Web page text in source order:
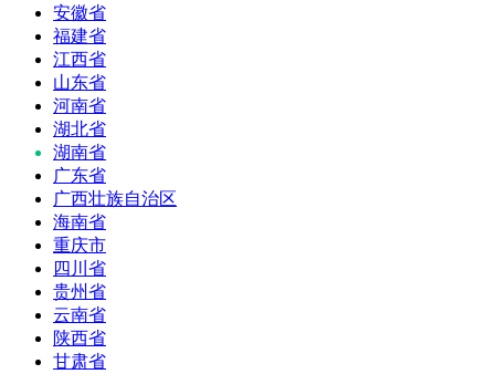
安徽省
福建省
江西省
山东省
河南省
湖北省
湖南省
广东省
广西壮族自治区
海南省
重庆市
四川省
贵州省
云南省
陕西省
甘肃省